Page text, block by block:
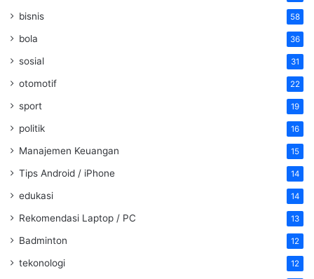
bisnis 58
bola 36
sosial 31
otomotif 22
sport 19
politik 16
Manajemen Keuangan 15
Tips Android / iPhone 14
edukasi 14
Rekomendasi Laptop / PC 13
Badminton 12
tekonologi 12